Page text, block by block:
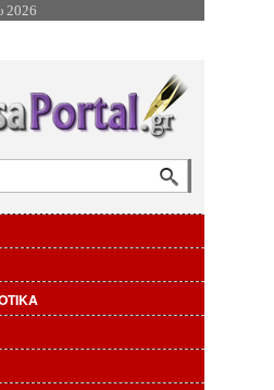
στην Πλοήγηση
2026